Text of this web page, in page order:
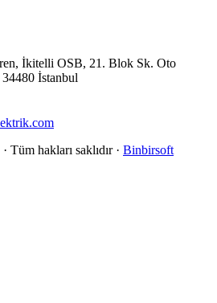
İkitelli OSB, 21. Blok Sk. Oto
İstanbul
hakları saklıdır · Binbirsoft